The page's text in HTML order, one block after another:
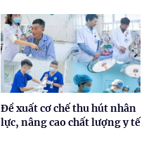
Đề xuất cơ chế thu hút nhân
lực, nâng cao chất lượng y tế